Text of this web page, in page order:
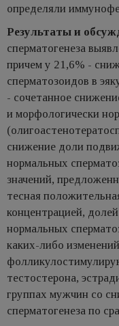
определяли
Результаты и
сперматогенеза
причем у 21,6% -
сперматозоидов в
- сочетанное
и морфологически
снижение доли
нормальных
значений,
тесная
концентрацией,
нормальных
каких-либо
тестостерона,
группах мужчин со
сперматогенеза по